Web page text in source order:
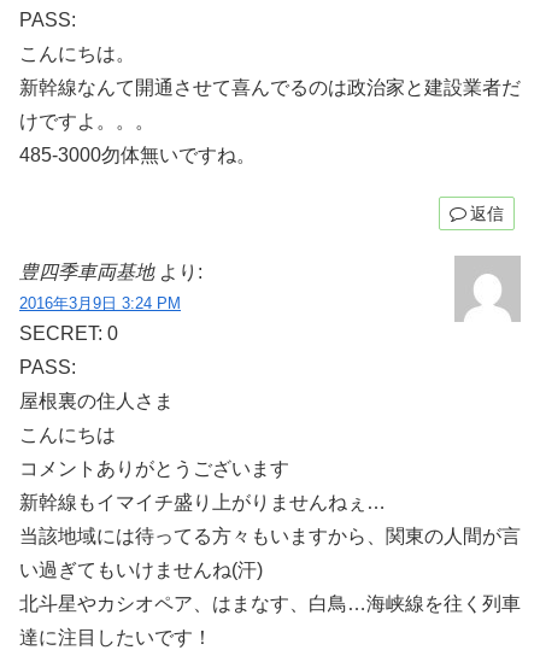
PASS:
こんにちは。
新幹線なんて開通させて喜んでるのは政治家と建設業者だ
けですよ。。。
485-3000勿体無いですね。
返信
豊四季車両基地 より:
2016年3月9日 3:24 PM
SECRET: 0
PASS:
屋根裏の住人さま
こんにちは
コメントありがとうございます
新幹線もイマイチ盛り上がりませんねぇ…
当該地域には待ってる方々もいますから、関東の人間が言
い過ぎてもいけませんね(汗)
北斗星やカシオペア、はまなす、白鳥…海峡線を往く列車
達に注目したいです！